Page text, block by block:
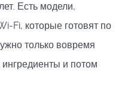
Есть модели,
Fi, которые готовят по
только вовремя
и потом